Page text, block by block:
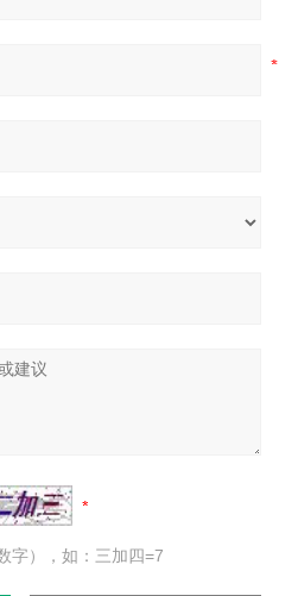
字），如：三加四=7